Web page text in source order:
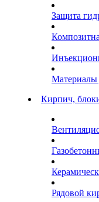
Защита
Материалы
Кирпич,
Рядовой